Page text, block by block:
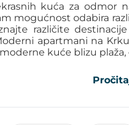
kuća za odmor
mogućnost odabira
različite
apartmani na
kuće blizu